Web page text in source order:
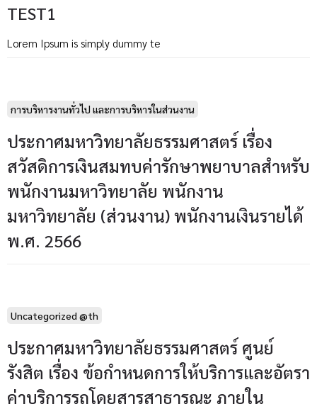
TEST1
Lorem Ipsum is simply dummy te
การบริหารงานทั่วไป และการบริหารในส่วนงาน
ประกาศมหาวิทยาลัยธรรมศาสตร์ เรื่อง
สวัสดิการเงินสมทบค่ารักษาพยาบาลสำหรับ
พนักงานมหาวิทยาลัย พนักงาน
มหาวิทยาลัย (ส่วนงาน) พนักงานเงินรายได้
พ.ศ. 2566
Uncategorized @th
ประกาศมหาวิทยาลัยธรรมศาสตร์ ศูนย์
รังสิต เรื่อง ข้อกำหนดการให้บริการและอัตรา
ค่าบริการรถโดยสารสาธารณะ ภายใน